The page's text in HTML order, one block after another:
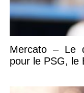
Mercato – Le
pour le PSG, le